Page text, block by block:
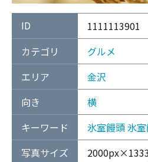
ID
1111113901
カテゴリ
グルメ
エリア
金沢
向き
横
キーワード
氷室饅頭氷
写真サイズ